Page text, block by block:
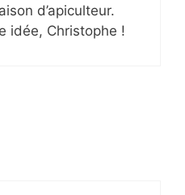
d’apiculteur.
idée, Christophe !